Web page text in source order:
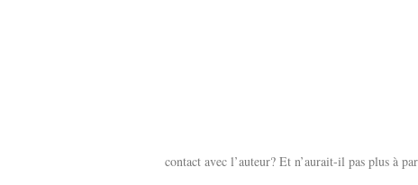
contact avec l’auteur? Et n’aurait-il pas plus à